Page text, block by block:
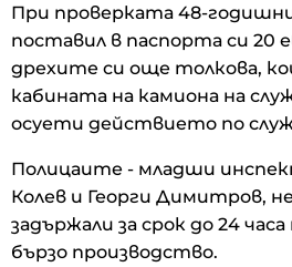
При проверката 48-
поставил в паспорта си 20
дрехите си още толкова,
кабината на камиона на
осуети действието по
Полицаите - младши
Колев и Георги Димитров,
задържали за срок до 24
бързо производство.